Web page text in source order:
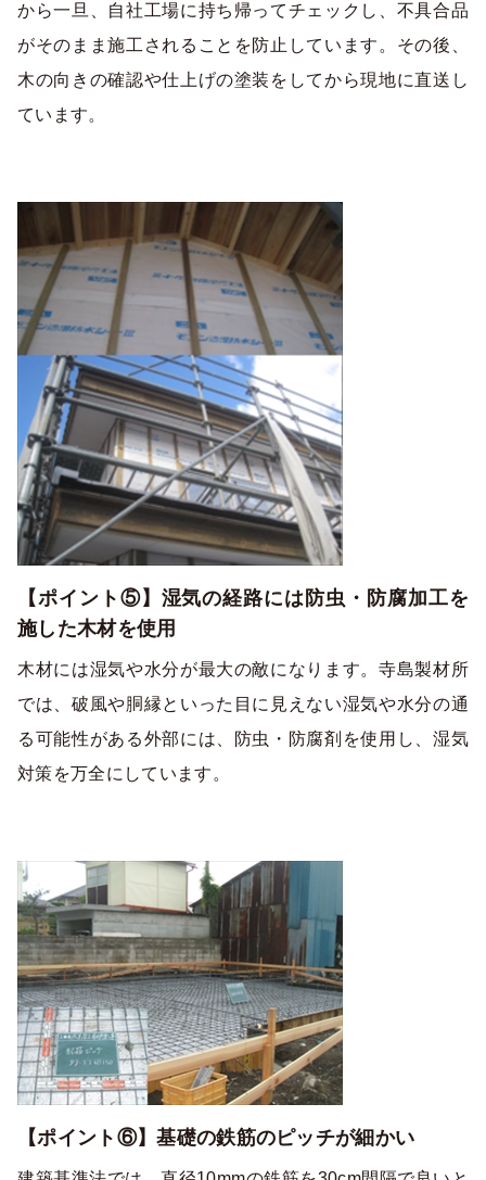
から一旦、自社工場に持ち帰ってチェックし、不具合品
がそのまま施工されることを防止しています。その後、
木の向きの確認や仕上げの塗装をしてから現地に直送し
ています。
【ポイント⑤】湿気の経路には防虫・防腐加工を
施した木材を使用
木材には湿気や水分が最大の敵になります。寺島製材所
では、破風や胴縁といった目に見えない湿気や水分の通
る可能性がある外部には、防虫・防腐剤を使用し、湿気
対策を万全にしています。
【ポイント⑥】基礎の鉄筋のピッチが細かい